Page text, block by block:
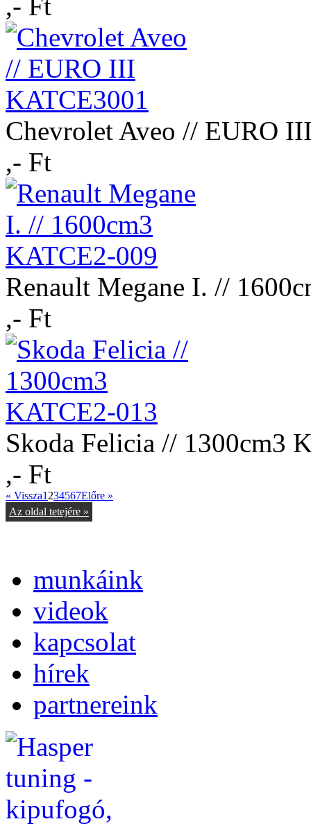
Chevrolet Aveo // EURO
,- Ft
Renault Megane I. //
,- Ft
Skoda Felicia // 1300cm3
,- Ft
« Vissza1 234567Előre »
Az oldal tetejére »
munkáink
videok
kapcsolat
hírek
partnereink